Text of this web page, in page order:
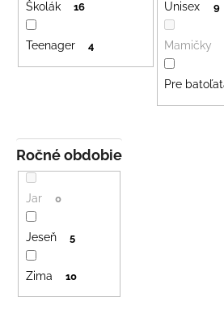
d
u
t
Unisex 9
Mamičky
Pre
Ročné obdobie
Jar 0
Jeseň 5
Zima 10
Školák 16
Teenager 4
m
PRUHY
MODRÉ
€18